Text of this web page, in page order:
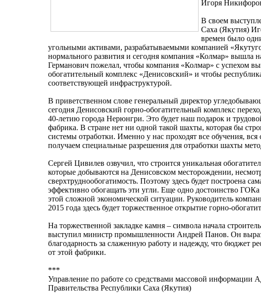
Игоря
В своем
Саха (Якутия)
времен было
угольными активами, разрабатываемыми компанией
нормального развития и сегодня компания «Колмар» вышла
Германович пожелал, чтобы компания «Колмар» с успехом
обогатительный комплекс «Денисовский» и чтобы
соответствующей инфраструктурой.
В приветственном слове генеральный директор
сегодня Денисовский горно-обогатительный комплекс
40-летию города Нерюнгри. Это будет наш подарок и
фабрика. В стране нет ни одной такой шахты, которая бы
системы отработки. Именно у нас проходят все обучения,
получаем специальные разрешения для отработки шахты
Сергей Цивилев озвучил, что строится уникальная
которые добываются на Денисовском месторождении,
сверхтруднообогатимость. Поэтому здесь будет построена
эффективно обогащать эти угли. Еще одно достоинство
этой сложной экономической ситуации. Руководитель
2015 года здесь будет торжественное открытие горно-
На торжественной закладке камня – символа начала
выступил министр промышленности Андрей Панов. Он
благодарность за слаженную работу и надежду, что бюджет
от этой фабрики.
***
Управление по работе со средствами массовой
Правительства Республики Саха (Якутия)